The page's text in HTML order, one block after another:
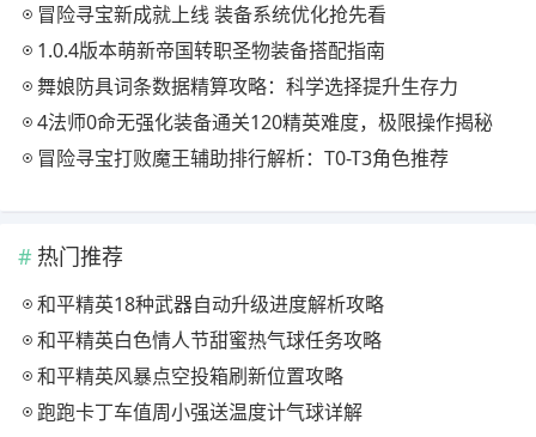
冒险寻宝新成就上线 装备系统优化抢先看
1.0.4版本萌新帝国转职圣物装备搭配指南
舞娘防具词条数据精算攻略：科学选择提升生存力
4法师0命无强化装备通关120精英难度，极限操作揭秘
冒险寻宝打败魔王辅助排行解析：T0-T3角色推荐
热门推荐
和平精英18种武器自动升级进度解析攻略
和平精英白色情人节甜蜜热气球任务攻略
和平精英风暴点空投箱刷新位置攻略
跑跑卡丁车值周小强送温度计气球详解